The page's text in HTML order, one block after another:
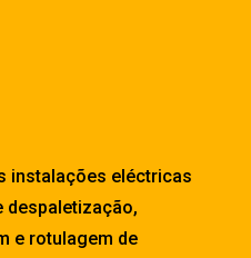
instalações eléctricas
despaletização,
e rotulagem de